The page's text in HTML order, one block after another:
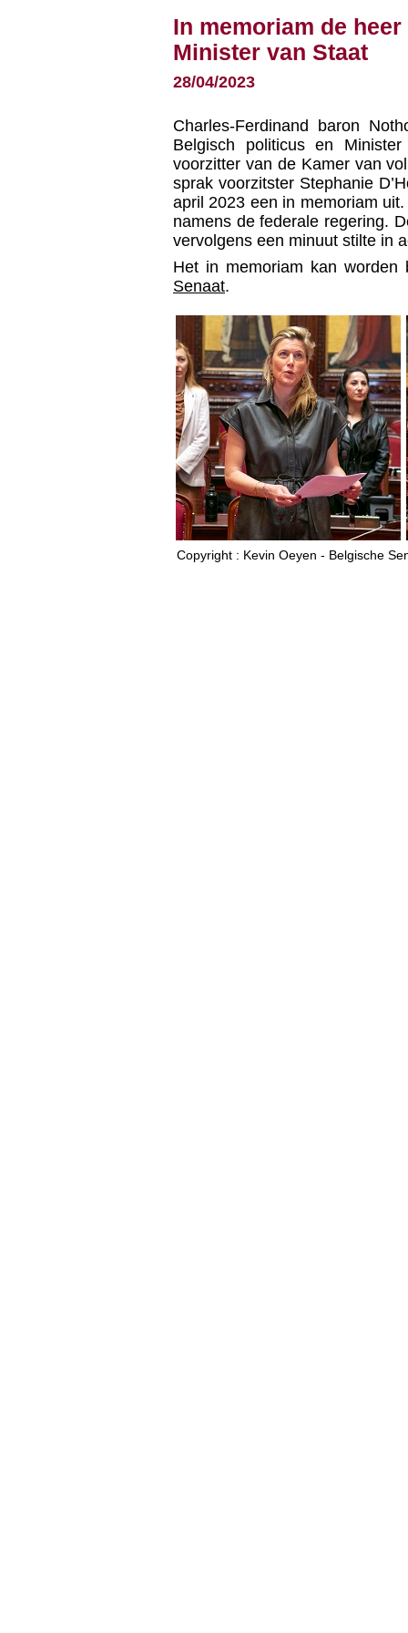
In memoriam de
Minister van Staat
28/04/2023
Charles-Ferdinand baron
Belgisch politicus en
voorzitter van de Kamer van
sprak voorzitster Stephanie
april 2023 een in memoriam
namens de federale regering.
vervolgens een minuut stilte in
Het in memoriam kan
Senaat.
Copyright : Kevin Oeyen - Belgische